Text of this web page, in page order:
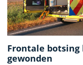
Frontale
gewonden